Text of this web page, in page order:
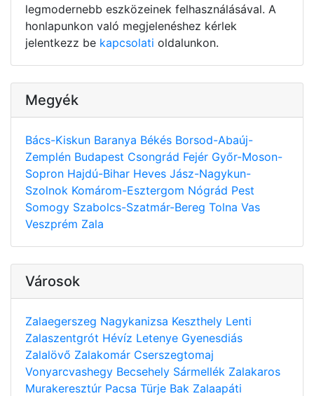
legmodernebb eszközeinek felhasználásával. A
honlapunkon való megjelenéshez kérlek
jelentkezz be kapcsolati oldalunkon.
Megyék
Bács-Kiskun Baranya Békés Borsod-Abaúj-
Zemplén Budapest Csongrád Fejér Győr-Moson-
Sopron Hajdú-Bihar Heves Jász-Nagykun-
Szolnok Komárom-Esztergom Nógrád Pest
Somogy Szabolcs-Szatmár-Bereg Tolna Vas
Veszprém Zala
Városok
Zalaegerszeg Nagykanizsa Keszthely Lenti
Zalaszentgrót Hévíz Letenye Gyenesdiás
Zalalövő Zalakomár Cserszegtomaj
Vonyarcvashegy Becsehely Sármellék Zalakaros
Murakeresztúr Pacsa Türje Bak Zalaapáti